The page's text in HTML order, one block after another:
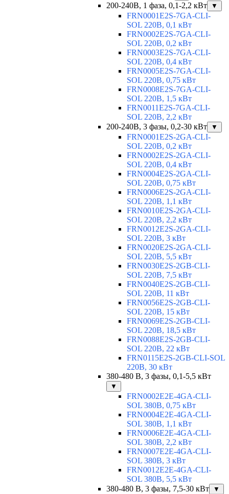
200-240В, 1 фаза, 0,1-2,2 кВт ▼
FRN0001E2S-7GA-CLI-
SOL 220В, 0,1 кВт
FRN0002E2S-7GA-CLI-
SOL 220В, 0,2 кВт
FRN0003E2S-7GA-CLI-
SOL 220В, 0,4 кВт
FRN0005E2S-7GA-CLI-
SOL 220В, 0,75 кВт
FRN0008E2S-7GA-CLI-
SOL 220В, 1,5 кВт
FRN0011E2S-7GA-CLI-
SOL 220В, 2,2 кВт
200-240В, 3 фазы, 0,2-30 кВт
▼
FRN0001E2S-2GA-CLI-
SOL 220В, 0,2 кВт
FRN0002E2S-2GA-CLI-
SOL 220В, 0,4 кВт
FRN0004E2S-2GA-CLI-
SOL 220В, 0,75 кВт
FRN0006E2S-2GA-CLI-
SOL 220В, 1,1 кВт
FRN0010E2S-2GA-CLI-
SOL 220В, 2,2 кВт
FRN0012E2S-2GA-CLI-
SOL 220В, 3 кВт
FRN0020E2S-2GA-CLI-
SOL 220В, 5,5 кВт
FRN0030E2S-2GB-CLI-
SOL 220В, 7,5 кВт
FRN0040E2S-2GB-CLI-
SOL 220В, 11 кВт
FRN0056E2S-2GB-CLI-
SOL 220В, 15 кВт
FRN0069E2S-2GB-CLI-
SOL 220В, 18,5 кВт
FRN0088E2S-2GB-CLI-
SOL 220В, 22 кВт
FRN0115E2S-2GB-CLI-SOL
220В, 30 кВт
380-480 В, 3 фазы, 0,1-5,5 кВт
▼
FRN0002E2E-4GA-CLI-
SOL 380В, 0,75 кВт
FRN0004E2E-4GA-CLI-
SOL 380В, 1,1 кВт
FRN0006E2E-4GA-CLI-
SOL 380В, 2,2 кВт
FRN0007E2E-4GA-CLI-
SOL 380В, 3 кВт
FRN0012E2E-4GA-CLI-
SOL 380В, 5,5 кВт
380-480 В, 3 фазы, 7,5-30 кВт
▼